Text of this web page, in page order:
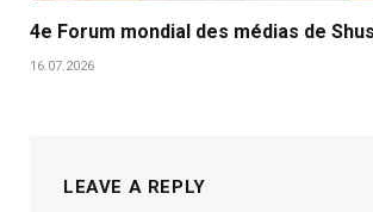
4e Forum mondial des médias de
16.07.2026
LEAVE A REPLY